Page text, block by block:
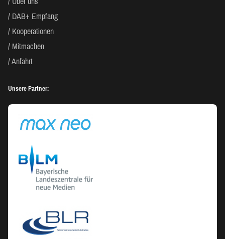
DAB+ Empfang
Kooperationen
Mitmachen
Anfahrt
Unsere Partner: